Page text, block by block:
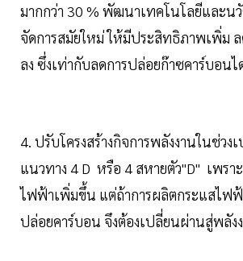
มากกว่า 30 % พัฒนาเทคโนโลยีและนวั
จัดการสมัยใหม่ ให้มีประสิทธิภาพเพิ่ม ล
ลง ซึ่งเท่ากับลดการปล่อยก๊าซคาร์บอน
4. ปรับโครงสร้างกิจการพลังงานในช่วง
แนวทาง 4 D หรือ 4 สหายตัว"D" เพรา
ไฟฟ้าเพิ่มขึ้น แต่ถ้าการผลิตกระแสไฟ
ปล่อยคาร์บอน จึงต้องเปลี่ยนผ่านสู่พลัง